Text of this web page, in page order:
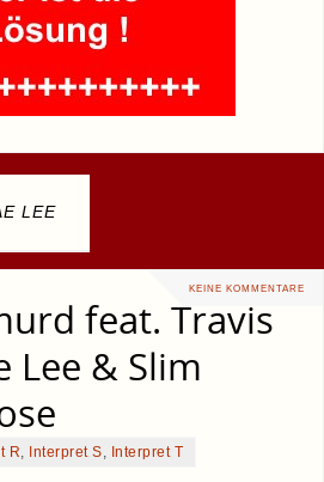
LEE
KEINE KOMMENTARE
feat. Travis
Lee & Slim
R Interpret S Interpret T